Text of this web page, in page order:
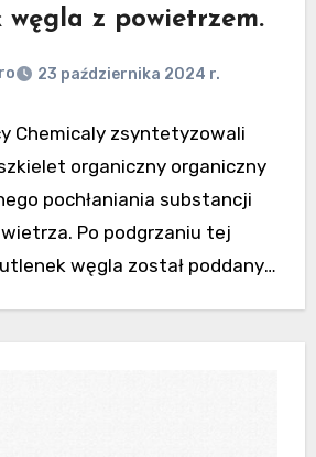
węgla z powietrzem.
23 października 2024 r.
Chemicaly zsyntetyzowali
organiczny organiczny
pochłaniania substancji
Po podgrzaniu tej
węgla został poddany